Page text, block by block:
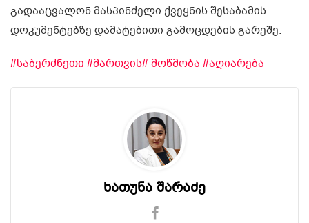
გადააცვალონ მასპინძელი ქვეყნის შესაბამის
დოკუმენტებზე დამატებითი გამოცდების გარეშე.
#საბერძნეთი #მართვის# მოწმობა #აღიარება
ხათუნა შარაძე